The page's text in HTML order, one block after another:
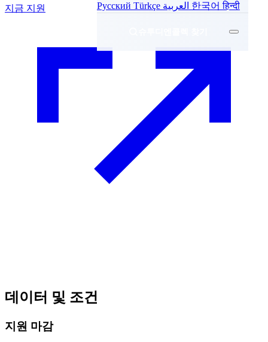
Русский Türkçe 한국어हिन्दी
지금 지원
데이터 및 조건
지원 마감